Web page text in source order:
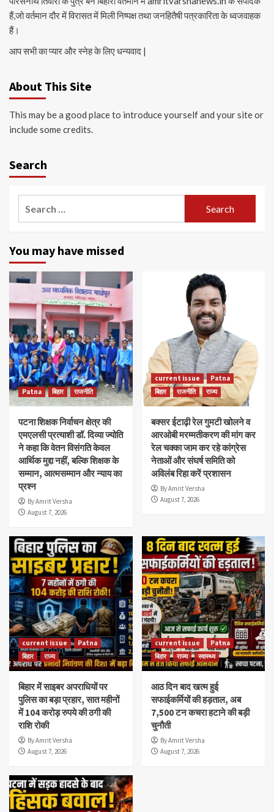
हैं,जो वर्तमान दौर में विरासत में मिली निष्पक्ष तथा जनहितैषी पत्रकारिता के ध्वजवाहक
हैं।
आप सभी का प्यार और स्नेह के लिए धन्यवाद |
About This Site
This may be a good place to introduce yourself and your site or
include some credits.
Search
You may have missed
Patna बिहार राजनीति
पटना शिक्षक निर्वाचन क्षेत्र की
एमएलसी प्रत्याशी डॉ. दिव्या ज्योति
ने कहा कि वेतन विसंगति केवल
आर्थिक मुद्दा नहीं, बल्कि शिक्षक के
सम्मान, आत्मसम्मान और न्याय का
प्रश्न
By Amrit Versha
August 7, 2026
current issue
Patna
बिहार
राजनीति राज्य
बक्सर ईटाढ़ी रेल गुमटी खोलने व
आरओबी मरम्मतीकरण की मांग कर
रेल चक्का जाम कर रहे कांग्रेस
नेताओं और संघर्ष समिति को
अविलंब रिहा करें प्रशासन
By Amrit Versha
August 7, 2026
current issue
Patna
बिहार
राज्य
बिहार में साइबर अपराधियों पर
पुलिस का बड़ा प्रहार, सात महीनों
में 104 करोड़ रुपये की ठगी की
राशि रोकी
By Amrit Versha
August 7, 2026
current issue
Patna
बिहार
राज्य स्वास्थ्य
आठ दिन बाद खत्म हुई
सफाईकर्मियों की हड़ताल, अब
7,500 टन कचरा हटाने की बड़ी
चुनौती
By Amrit Versha
August 7, 2026